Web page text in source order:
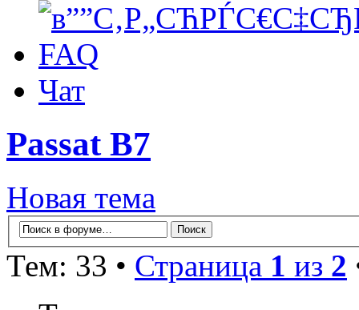
FAQ
Чат
Passat B7
Новая тема
Тем: 33 • Страница 1 из 2